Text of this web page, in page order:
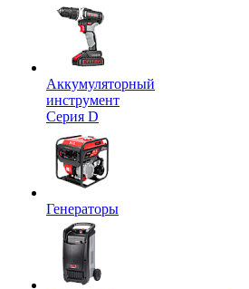
Аккумуляторный
инструмент
Серия D
Генераторы